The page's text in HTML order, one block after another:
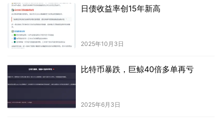
日债收益率创15年新高
2025年10月3日
比特币暴跌，巨鲸40倍多单再亏
2025年6月3日